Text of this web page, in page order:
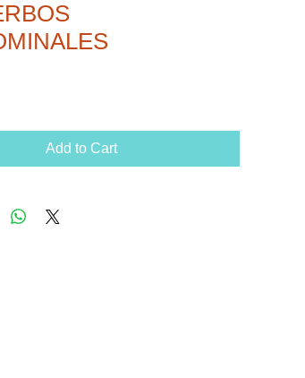
Add to Cart